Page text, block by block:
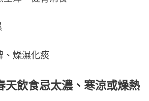
、燥濕化痰
天飲食忌太濃、寒涼或燥熱